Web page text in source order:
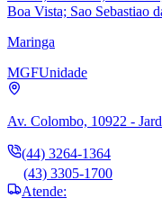
Boa Vista; Sao Sebastiao
Maringa
MGFUnidade
Av. Colombo, 10922 -
(44) 3264-1364
(43) 3305-1700
Atende: